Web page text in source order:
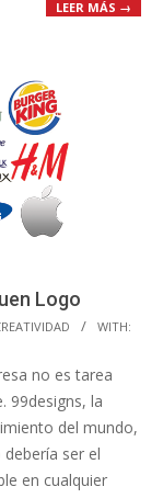
LEER MÁS →
Logo
WITH:
no es tarea
99designs, la
del mundo,
ser el
en cualquier